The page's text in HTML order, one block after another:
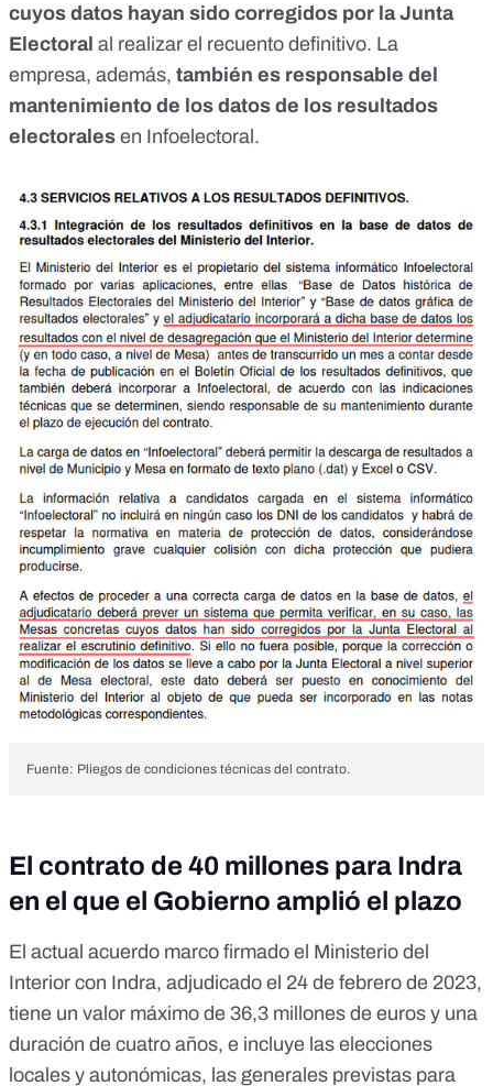
cuyos datos hayan sido corregidos por la Junta
Electoral al realizar el recuento definitivo. La
empresa, además, también es responsable del
mantenimiento de los datos de los resultados
electorales en Infoelectoral.
Fuente: Pliegos de condiciones técnicas del contrato.
El contrato de 40 millones para Indra
en el que el Gobierno amplió el plazo
El actual acuerdo marco firmado el Ministerio del
Interior con Indra, adjudicado el 24 de febrero de 2023,
tiene un valor máximo de 36,3 millones de euros y una
duración de cuatro años, e incluye las elecciones
locales y autonómicas, las generales previstas para